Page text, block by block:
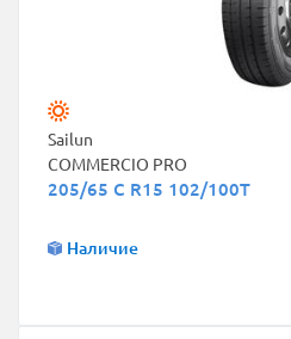
Sailun
COMMERCIO PRO
205/65 C R15 102/100T
Наличие